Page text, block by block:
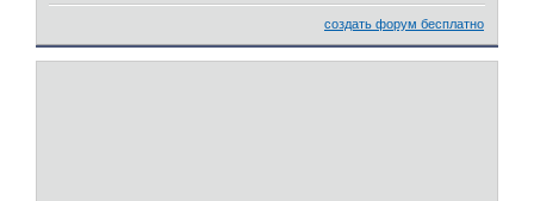
создать форум бесплатно